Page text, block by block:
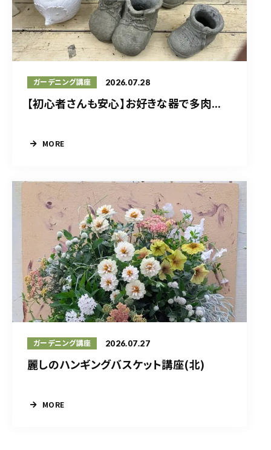
ガーデニング講座 2026.07.28
【初心者さんも安心】お好きな器で多肉...
MORE
ガーデニング講座 2026.07.27
麗しのハンギングバスケット講座(北)
MORE